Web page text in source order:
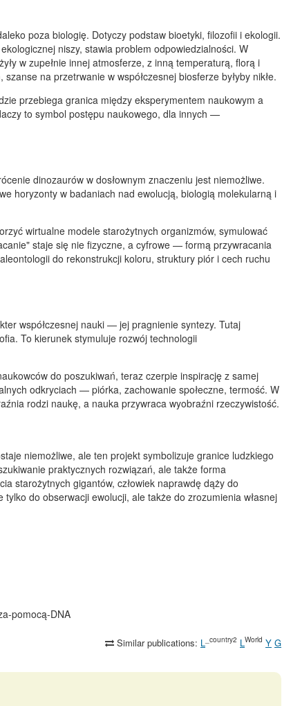
poza biologię. Dotyczy podstaw bioetyki, filozofii i ekologii.
niszy, stawia problem odpowiedzialności. W
w zupełnie innej atmosferze, z inną temperaturą, florą i
na przetrwanie w współczesnej biosferze byłyby nikłe.
przebiega granica między eksperymentem naukowym a
to symbol postępu naukowego, dla innych —
dinozaurów w dosłownym znaczeniu jest niemożliwe.
horyzonty w badaniach nad ewolucją, biologią molekularną i
wirtualne modele starożytnych organizmów, symulować
staje się nie fizyczne, a cyfrowe — formą przywracania
do rekonstrukcji koloru, struktury piór i cech ruchu
współczesnej nauki — jej pragnienie syntezy. Tutaj
To kierunek stymuluje rozwój technologii
do poszukiwań, teraz czerpie inspirację z samej
odkryciach — piórka, zachowanie społeczne, termość. W
rodzi naukę, a nauka przywraca wyobraźni rzeczywistość.
niemożliwe, ale ten projekt symbolizuje granice ludzkiego
praktycznych rozwiązań, ale także forma
starożytnych gigantów, człowiek naprawdę dąży do
do obserwacji ewolucji, ale także do zrozumienia własnej
pomocą-DNA
Similar publications: L _country2 L World Y G